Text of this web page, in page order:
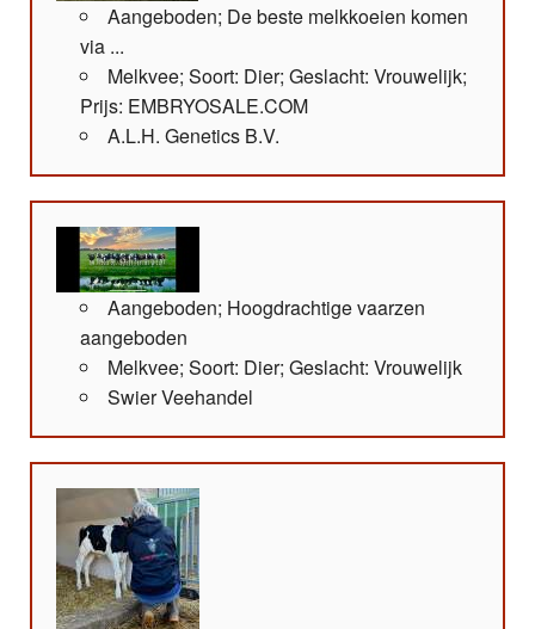
Aangeboden; De beste melkkoeien komen
via ...
Melkvee; Soort: Dier; Geslacht: Vrouwelijk;
Prijs: EMBRYOSALE.COM
A.L.H. Genetics B.V.
Aangeboden; Hoogdrachtige vaarzen
aangeboden
Melkvee; Soort: Dier; Geslacht: Vrouwelijk
Swier Veehandel